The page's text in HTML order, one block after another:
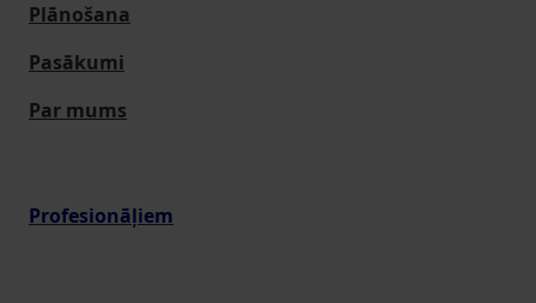
Plānošana
Pasākumi
Par mums
Profesionāļiem